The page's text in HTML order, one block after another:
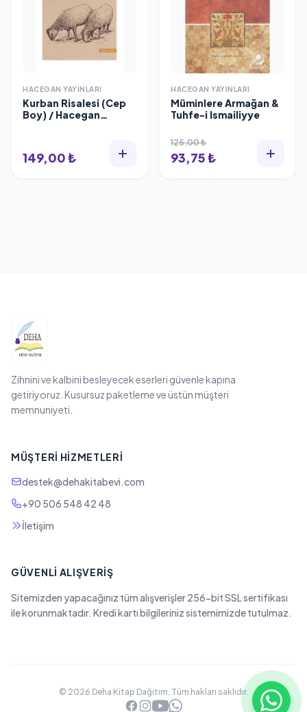
HACEGAN YAYINLARI
Kurban Risalesi (Cep
Boy) / Hacegan
149,00 ₺
HACEGAN YAYINLARI
Müminlere Armağan &
Tuhfe-i Ismailiyye
125,00 ₺
93,75 ₺
Zihnini ve kalbini besleyecek eserleri güvenle kapına
getiriyoruz. Kusursuz paketleme ve üstün müşteri
memnuniyeti.
MÜŞTERI HIZMETLERI
destek@dehakitabevi.com
+90 506 548 42 48
İletişim
GÜVENLI ALIŞVERIŞ
Sitemizden yapacağınız tüm alışverişler 256-bit SSL sertifikası
ile korunmaktadır. Kredi kartı bilgileriniz sistemimizde tutulmaz.
© 2026 Deha Kitap Dağıtım. Tüm hakları saklıdır.